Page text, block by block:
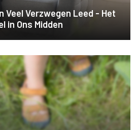
Veel Verzwegen Leed - Het
in Ons Midden